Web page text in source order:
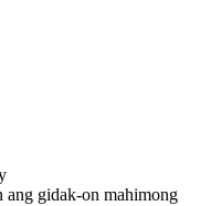
ang gidak-on mahimong